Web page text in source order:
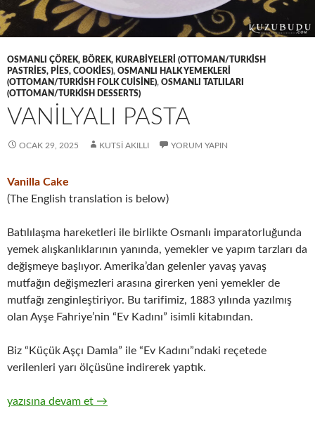
OSMANLI ÇÖREK, BÖREK, KURABIYELERI (OTTOMAN/TURKISH
PASTRIES, PIES, COOKIES), OSMANLI HALK YEMEKLERI
(OTTOMAN/TURKISH FOLK CUISINE), OSMANLI TATLILARI
(OTTOMAN/TURKISH DESSERTS)
VANILYALI PASTA
OCAK 29, 2025 KUTSI AKILLI YORUM YAPIN
Vanilla Cake
(The English translation is below)
Batılılaşma hareketleri ile birlikte Osmanlı imparatorluğunda
yemek alışkanlıklarının yanında, yemekler ve yapım tarzları da
değişmeye başlıyor. Amerika’dan gelenler yavaş yavaş
mutfağın değişmezleri arasına girerken yeni yemekler de
mutfağı zenginleştiriyor. Bu tarifimiz, 1883 yılında yazılmış
olan Ayşe Fahriye’nin “Ev Kadını” isimli kitabından.
Biz “Küçük Aşçı Damla” ile “Ev Kadını”ndaki reçetede
verilenleri yarı ölçüsüne indirerek yaptık.
Vanilyalı Pasta
yazısına devam et →